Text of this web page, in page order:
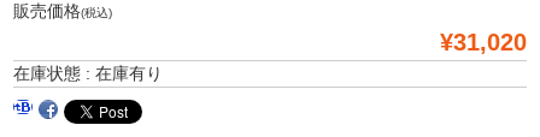
販売価格(税込)
¥31,020
在庫状態 : 在庫有り